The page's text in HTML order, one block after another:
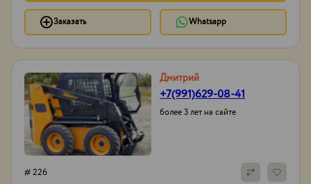
Заказать Whatsapp
Дмитрий
+7(991)629-08-41
более 3 лет на сайте
# 226